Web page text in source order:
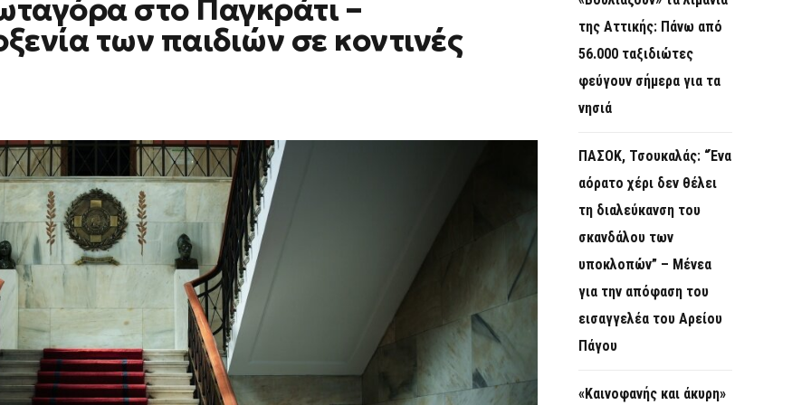
στο Παγκράτι –
των παιδιών σε κοντινές
της Αττικής: Πάνω από
56.000 ταξιδιώτες
φεύγουν σήμερα για τα
νησιά
ΠΑΣΟΚ, Τσουκαλάς: “Ένα
αόρατο χέρι δεν θέλει
τη διαλεύκανση του
σκανδάλου των
υποκλοπών” – Μένεα
για την απόφαση του
εισαγγελέα του Αρείου
Πάγου
«Καινοφανής και άκυρη»